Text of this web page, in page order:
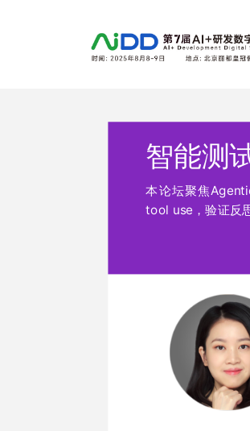
智能测
本论坛聚焦
tool use，验证